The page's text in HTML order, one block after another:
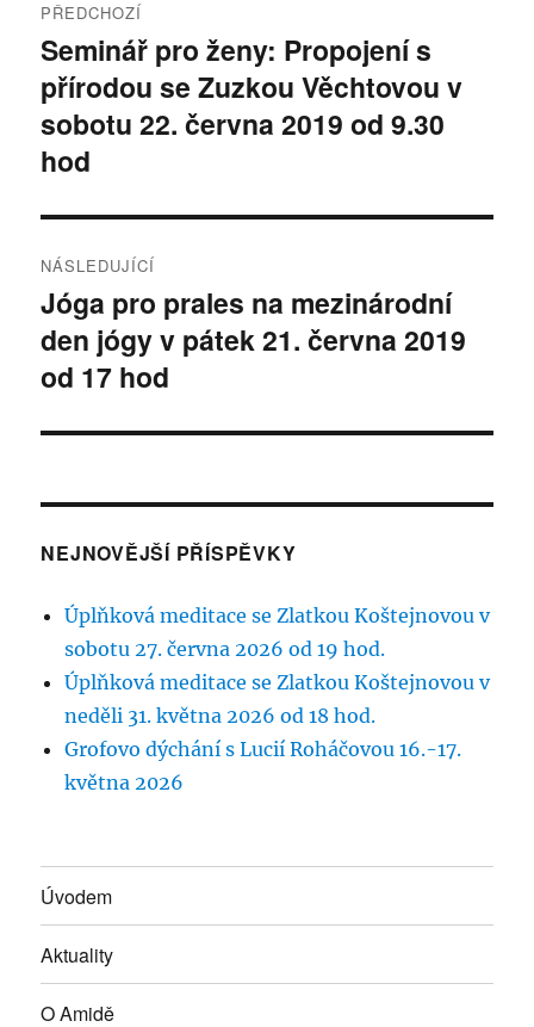
pro
příspěvek
PŘEDCHOZÍ
Předchozí
příspěvek:
Seminář pro ženy: Propojení s
přírodou se Zuzkou Věchtovou v
sobotu 22. června 2019 od 9.30
hod
NÁSLEDUJÍCÍ
Následující
příspěvek:
Jóga pro prales na mezinárodní
den jógy v pátek 21. června 2019
od 17 hod
NEJNOVĚJŠÍ PŘÍSPĚVKY
Úplňková meditace se Zlatkou Koštejnovou v
sobotu 27. června 2026 od 19 hod.
Úplňková meditace se Zlatkou Koštejnovou v
neděli 31. května 2026 od 18 hod.
Grofovo dýchání s Lucií Roháčovou 16.-17.
května 2026
Úvodem
Aktuality
O Amidě